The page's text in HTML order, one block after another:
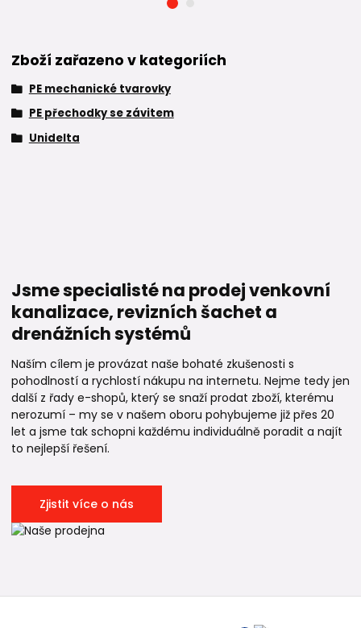
Zboží zařazeno v kategoriích
PE mechanické tvarovky
PE přechodky se závitem
Unidelta
Jsme specialisté na prodej venkovní
kanalizace, revizních šachet a
drenážních systémů
Naším cílem je provázat naše bohaté zkušenosti s
pohodlností a rychlostí nákupu na internetu. Nejme tedy jen
další z řady e-shopů, který se snaží prodat zboží, kterému
nerozumí – my se v našem oboru pohybujeme již přes 20
let a jsme tak schopni každému individuálně poradit a najít
to nejlepší řešení.
Zjistit více o nás